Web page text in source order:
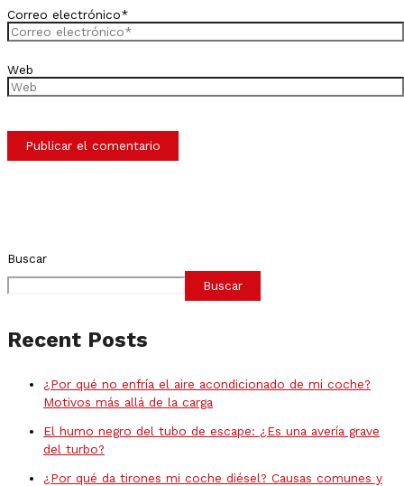
Correo electrónico*
Web
Buscar
Buscar
Recent Posts
¿Por qué no enfría el aire acondicionado de mi coche?
Motivos más allá de la carga
El humo negro del tubo de escape: ¿Es una avería grave
del turbo?
¿Por qué da tirones mi coche diésel? Causas comunes y